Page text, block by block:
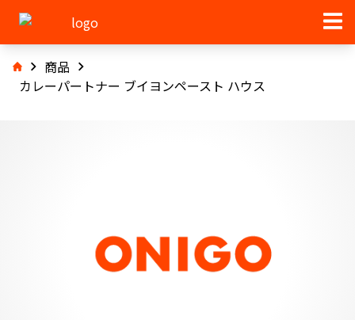
商品
カレーパートナー ブイヨンペースト ハウス